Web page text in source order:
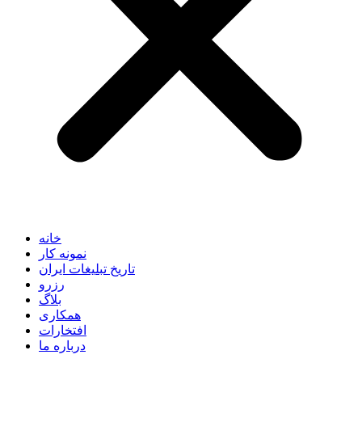
خانه
نمونه کار
تاریخ تبلیغات ایران
رزرو
بلاگ
همکاری
افتخارات
درباره ما